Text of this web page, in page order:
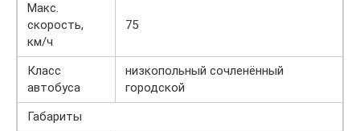
Макс.
скорость,
км/ч
75
Класс
автобуса
низкопольный сочленённый
городской
Габариты